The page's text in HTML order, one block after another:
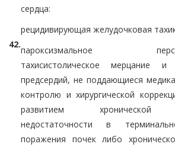
42.
сердца:
рецидивирующая желудочковая
пароксизмальное
тахисистолическое мерцание и
предсердий, не поддающиеся
контролю и хирургической
развитием хронической
недостаточности в
поражения почек либо